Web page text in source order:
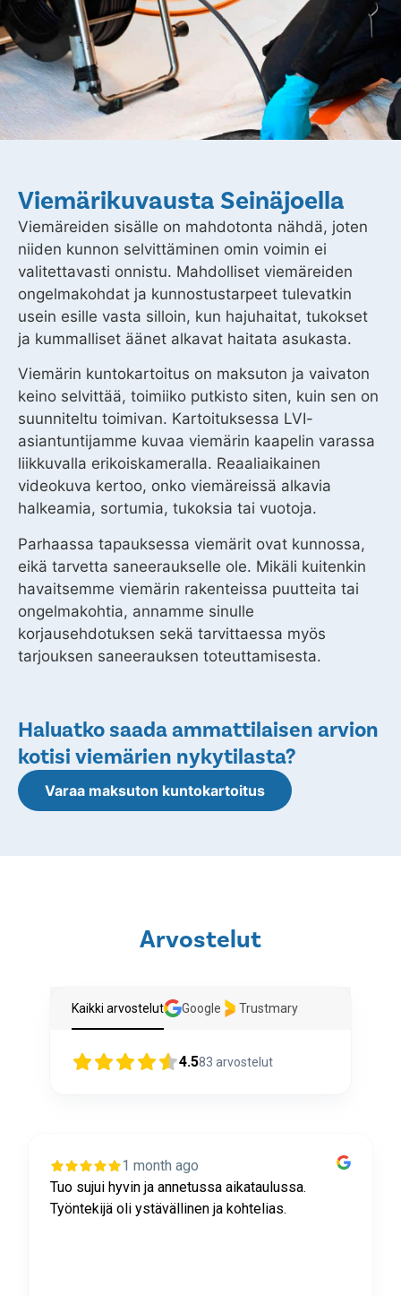
Viemärikuvausta Seinäjoella
Viemäreiden sisälle on mahdotonta nähdä, joten
niiden kunnon selvittäminen omin voimin ei
valitettavasti onnistu. Mahdolliset viemäreiden
ongelmakohdat ja kunnostustarpeet tulevatkin
usein esille vasta silloin, kun hajuhaitat, tukokset
ja kummalliset äänet alkavat haitata asukasta.
Viemärin kuntokartoitus on maksuton ja vaivaton
keino selvittää, toimiiko putkisto siten, kuin sen on
suunniteltu toimivan. Kartoituksessa LVI-
asiantuntijamme kuvaa viemärin kaapelin varassa
liikkuvalla erikoiskameralla. Reaaliaikainen
videokuva kertoo, onko viemäreissä alkavia
halkeamia, sortumia, tukoksia tai vuotoja.
Parhaassa tapauksessa viemärit ovat kunnossa,
eikä tarvetta saneeraukselle ole. Mikäli kuitenkin
havaitsemme viemärin rakenteissa puutteita tai
ongelmakohtia, annamme sinulle
korjausehdotuksen sekä tarvittaessa myös
tarjouksen saneerauksen toteuttamisesta.
Haluatko saada ammattilaisen arvion
kotisi viemärien nykytilasta?
Varaa maksuton kuntokartoitus
Arvostelut
Kaikki arvostelut Google Trustmary
4.583 arvostelut
1 month ago
Tuo sujui hyvin ja annetussa aikataulussa.
Työntekijä oli ystävällinen ja kohtelias.